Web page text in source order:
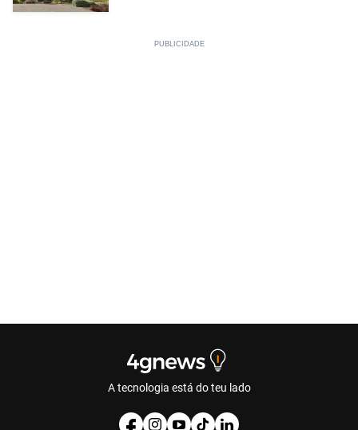
A tecnologia está do teu lado